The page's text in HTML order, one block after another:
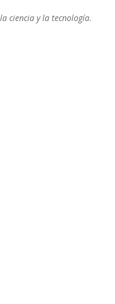
ciencia y la tecnología.